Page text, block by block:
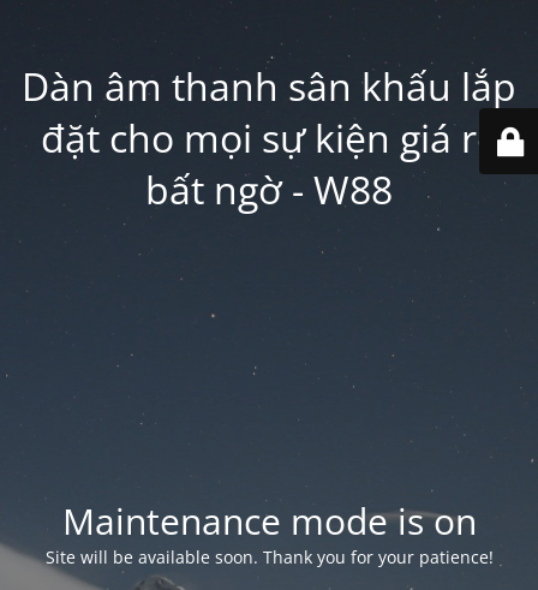
Dàn âm thanh sân khấu lắp
đặt cho mọi sự kiện giá rẻ
bất ngờ - W88
Maintenance mode is on
Site will be available soon. Thank you for your patience!